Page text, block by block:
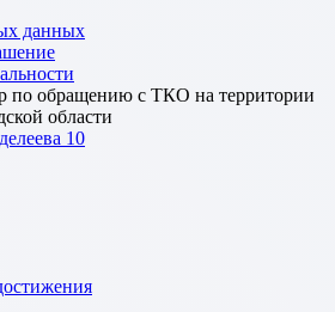
данных
по обращению с ТКО на территории
области
10